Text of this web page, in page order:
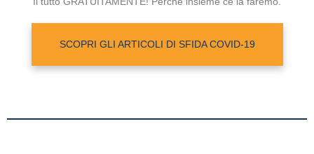
SCOPRI GLI ARTICOLI DI SFIDA COVID-19